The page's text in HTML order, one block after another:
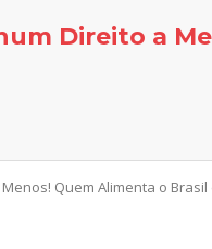
Direito a
Quem Alimenta o